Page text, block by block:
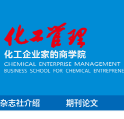
杂志社介绍 期刊论文